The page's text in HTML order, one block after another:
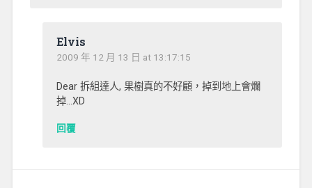
Elvis
2009 年 12 月 13 日 at 13:17:15
Dear 拆組達人, 果樹真的不好顧，掉到地上會爛
掉…XD
回覆